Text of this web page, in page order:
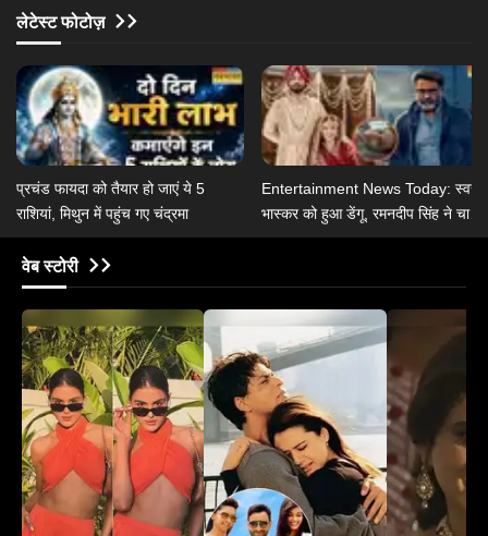
लेटेस्ट फोटोज़
प्रचंड फायदा को तैयार हो जाएं ये 5
राशियां, मिथुन में पहुंच गए चंद्रमा
Entertainment News Today: स्वरा
भास्कर को हुआ डेंगू, रमनदीप सिंह ने चार्ली
चौहान से की शादी
वेब स्टोरी